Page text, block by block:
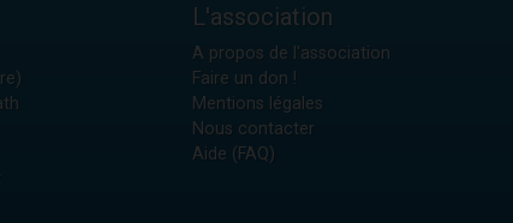
L'association
A propos de l'association
Faire un don !
Mentions légales
Nous contacter
Aide (FAQ)